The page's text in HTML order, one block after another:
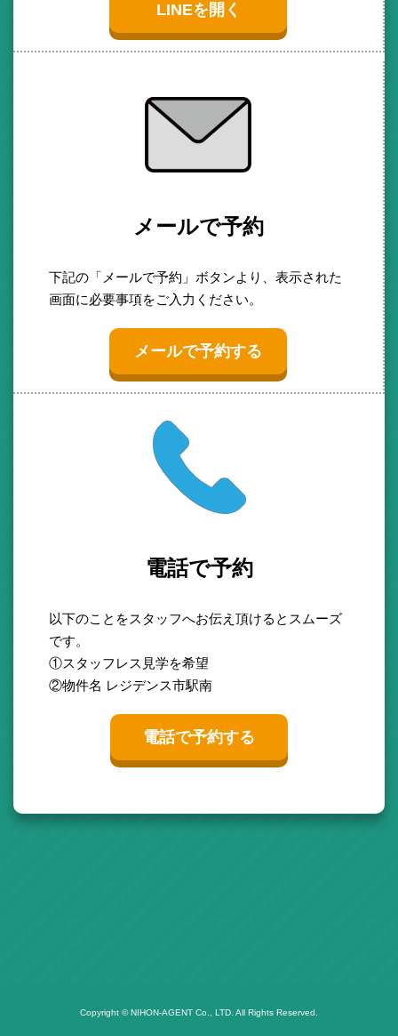
LINEを開く
メールで予約
下記の「メールで予約」ボタンより、表示された
画面に必要事項をご入力ください。
メールで予約する
電話で予約
以下のことをスタッフへお伝え頂けるとスムーズ
です。
①スタッフレス見学を希望
②物件名 レジデンス市駅南
電話で予約する
Copyright © NIHON-AGENT Co., LTD. All Rights Reserved.